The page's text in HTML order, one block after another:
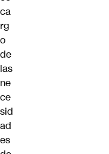
ca
rg
o
de
las
ne
ce
sid
ad
es